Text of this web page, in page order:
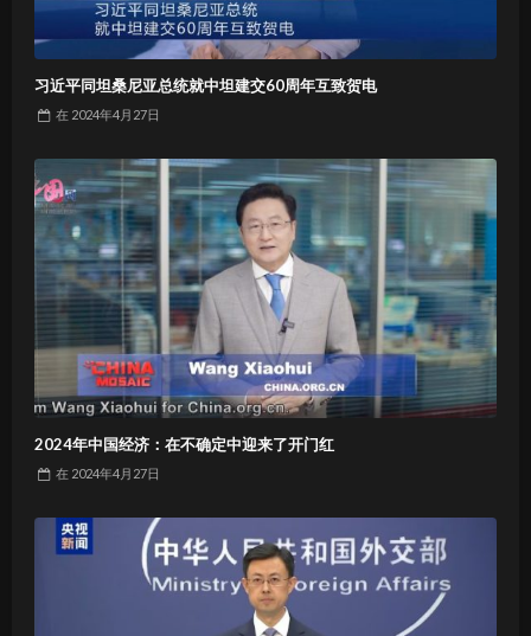
习近平同坦桑尼亚总统就中坦建交60周年互致贺电
在 2024年4月27日
2024年中国经济：在不确定中迎来了开门红
在 2024年4月27日